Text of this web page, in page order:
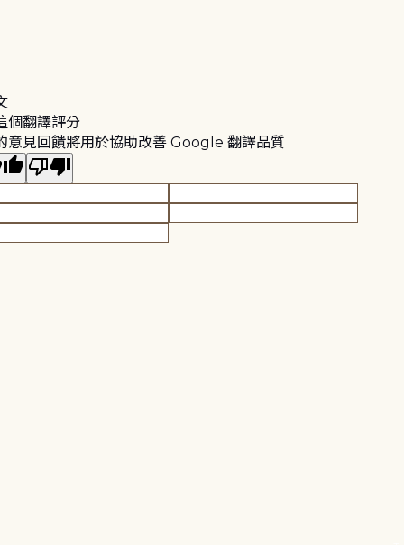
個翻譯評分
意見回饋將用於協助改善 Google 翻譯品質